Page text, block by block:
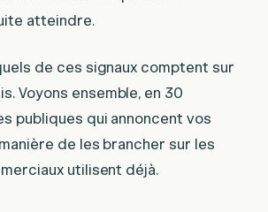
atteindre.
de ces signaux comptent sur
Voyons ensemble, en 30
publiques qui annoncent vos
de les brancher sur les
utilisent déjà.